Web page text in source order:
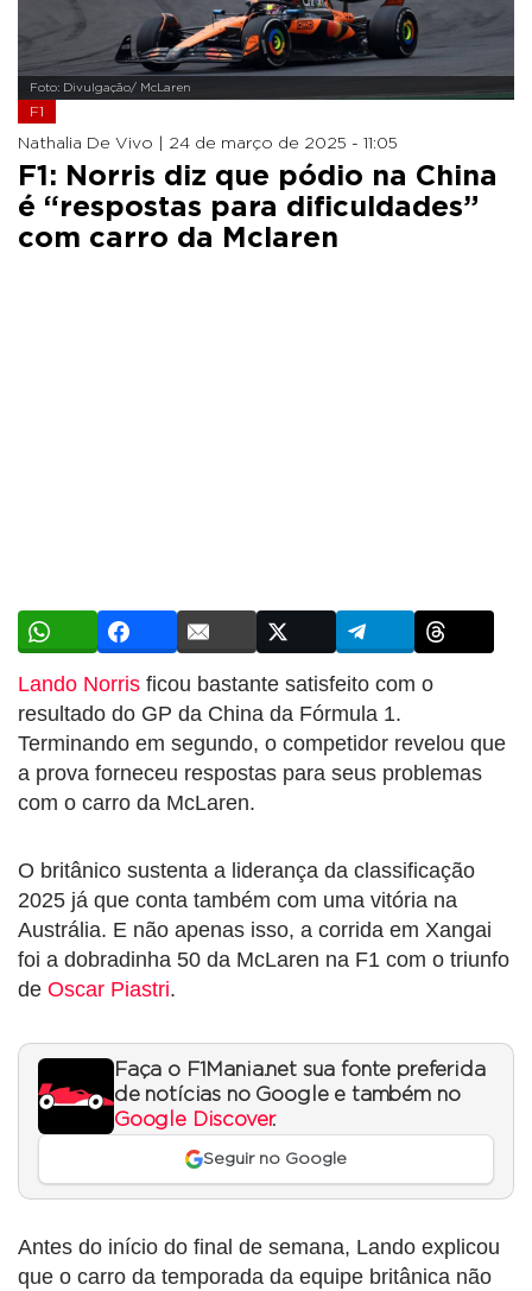
Foto: Divulgação/ McLaren
F1
Nathalia De Vivo | 24 de março de 2025 - 11:05
F1: Norris diz que pódio na China
é “respostas para dificuldades”
com carro da Mclaren
Lando Norris ficou bastante satisfeito com o
resultado do GP da China da Fórmula 1.
Terminando em segundo, o competidor revelou que
a prova forneceu respostas para seus problemas
com o carro da McLaren.
O britânico sustenta a liderança da classificação
2025 já que conta também com uma vitória na
Austrália. E não apenas isso, a corrida em Xangai
foi a dobradinha 50 da McLaren na F1 com o triunfo
de Oscar Piastri.
Faça o F1Mania.net sua fonte preferida
de notícias no Google e também no
Google Discover.
Seguir no Google
Antes do início do final de semana, Lando explicou
que o carro da temporada da equipe britânica não